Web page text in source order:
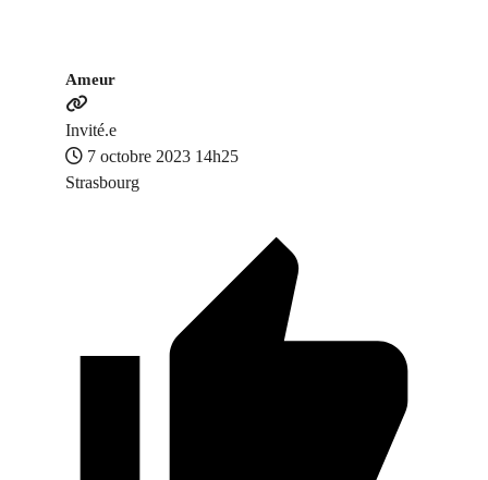
Ameur
Invité.e
7 octobre 2023 14h25
Strasbourg